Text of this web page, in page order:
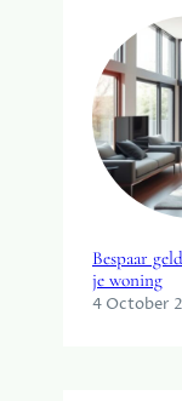
Bespaar
je woning
4 October